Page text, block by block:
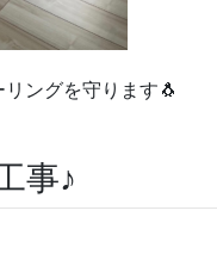
ングを守ります🐧
事♪